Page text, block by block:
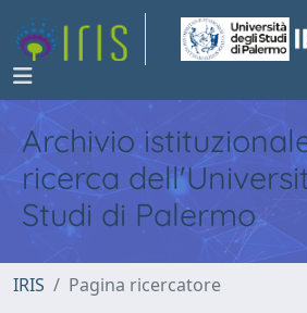
Archivio
ricerca
Studi di Palermo
IRIS Pagina ricercatore